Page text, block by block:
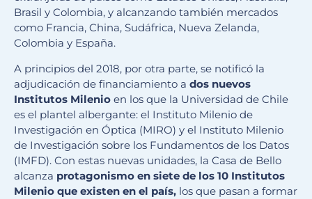
Brasil y Colombia, y alcanzando también mercados
como Francia, China, Sudáfrica, Nueva Zelanda,
Colombia y España.
A principios del 2018, por otra parte, se notificó la
adjudicación de financiamiento a dos nuevos
Institutos Milenio en los que la Universidad de Chile
es el plantel albergante: el Instituto Milenio de
Investigación en Óptica (MIRO) y el Instituto Milenio
de Investigación sobre los Fundamentos de los Datos
(IMFD). Con estas nuevas unidades, la Casa de Bello
alcanza protagonismo en siete de los 10 Institutos
Milenio que existen en el país, los que pasan a formar